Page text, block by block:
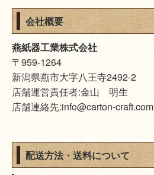
会社概要
燕紙器工業株式会社
〒959-1264
新潟県燕市大字八王寺2492-2
店舗運営責任者:金山 明生
店舗連絡先:info@carton-craft.com
配送方法・送料について